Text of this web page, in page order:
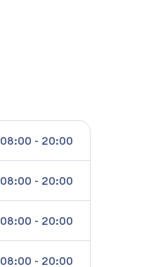
08:00 - 20:00
08:00 - 20:00
08:00 - 20:00
08:00 - 20:00